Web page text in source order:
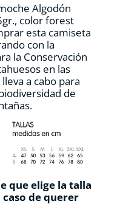
de
producto
Algodón
color forest
esta camiseta
con la
la Conservación
en las
a cabo para
de
que elige la talla
de querer